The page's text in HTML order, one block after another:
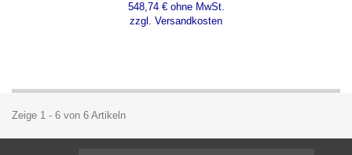
548,74 € ohne MwSt.
zzgl. Versandkosten
Zeige 1 - 6 von 6 Artikeln